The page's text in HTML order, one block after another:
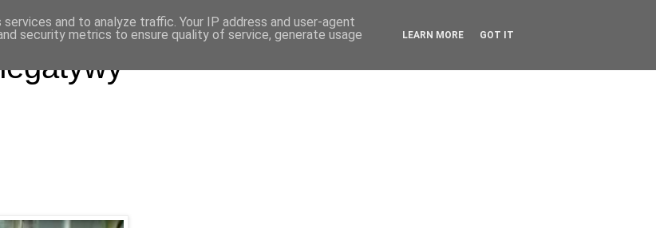
and to analyze traffic. Your IP address and user-agent
security metrics to ensure quality of service, generate usage
LEARN MORE GOT IT